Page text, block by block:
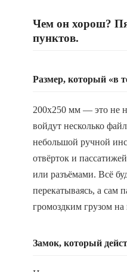
Чем он хорош?
пунктов.
Размер, который «в
200x250 мм — это не
войдут несколько
небольшой ручной
отвёрток и
или разъёмами. Всё
перекатываясь, а сам
громоздким грузом на
Замок, который